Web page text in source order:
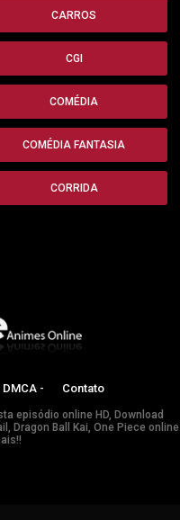
CARROS
CGI
COMÉDIA
COMÉDIA FANTASIA
CORRIDA
DMCA - Contato
episódio online HD, Download
Dragon Ball Kai, One Piece online